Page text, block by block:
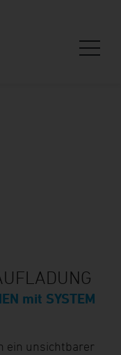
mit SYSTEM
ein unsichtbarer